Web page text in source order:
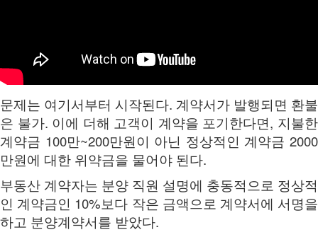
문제는 여기서부터 시작된다. 계약서가 발행되면 환불
은 불가. 이에 더해 고객이 계약을 포기한다면, 지불한
계약금 100만~200만원이 아닌 정상적인 계약금 2000
만원에 대한 위약금을 물어야 된다.
부동산 계약자는 분양 직원 설명에 충동적으로 정상적
인 계약금인 10%보다 작은 금액으로 계약서에 서명을
하고 분양계약서를 받았다.